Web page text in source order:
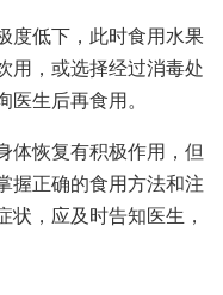
度低下，此时食用水果
用，或选择经过消毒处
生后再食用。
体恢复有积极作用，但
握正确的食用方法和注
状，应及时告知医生，